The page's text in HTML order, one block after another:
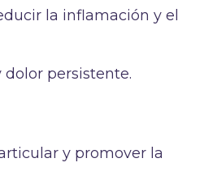
la inflamación y el
dolor persistente.
y promover la